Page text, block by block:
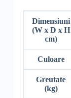
Dimensiuni
(W x D x H
cm)
Culoare
Greutate
(kg)